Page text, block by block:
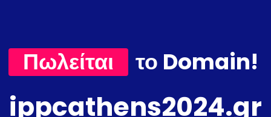
Πωλείται το Domain!
ippcathens2024.gr